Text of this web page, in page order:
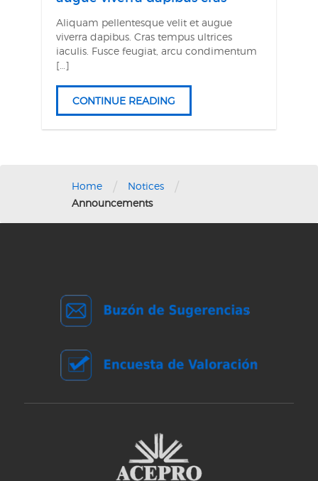
Aliquam pellentesque velit et augue
viverra dapibus. Cras tempus ultrices
iaculis. Fusce feugiat, arcu condimentum
[…]
CONTINUE READING
Home / Notices /
Announcements